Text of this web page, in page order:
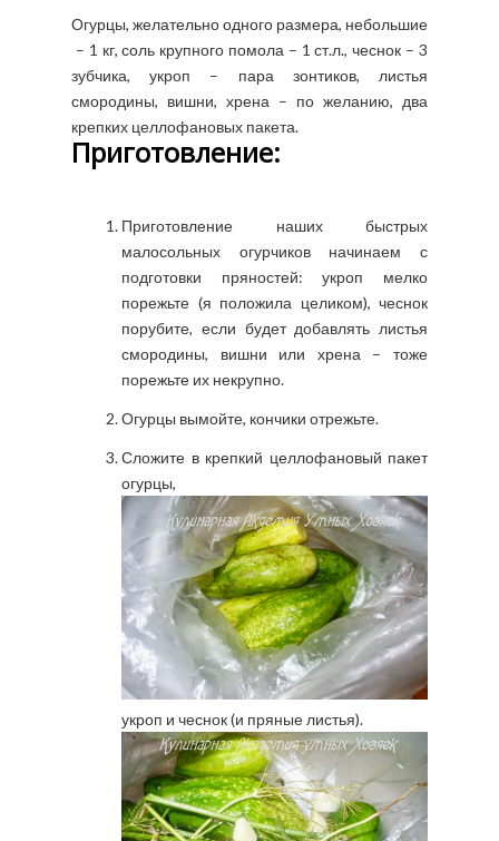
Огурцы, желательно одного размера, небольшие
– 1 кг, соль крупного помола – 1 ст.л., чеснок – 3
зубчика, укроп – пара зонтиков, листья
смородины, вишни, хрена – по желанию, два
крепких целлофановых пакета.
Приготовление:
Приготовление наших быстрых
малосольных огурчиков начинаем с
подготовки пряностей: укроп мелко
порежьте (я положила целиком), чеснок
порубите, если будет добавлять листья
смородины, вишни или хрена – тоже
порежьте их некрупно.
Огурцы вымойте, кончики отрежьте.
Сложите в крепкий целлофановый пакет
огурцы,
укроп и чеснок (и пряные листья).